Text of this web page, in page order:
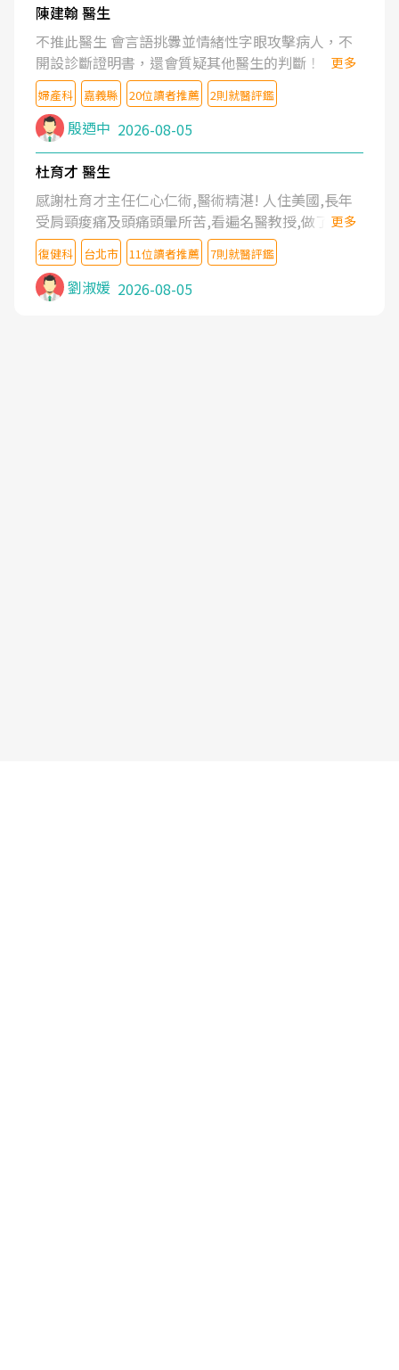
陳建翰 醫生
不推此醫生 會言語挑釁並情緒性字眼攻擊病人，不
開設診斷證明書，還會質疑其他醫生的判斷！
更多
婦產科 嘉義縣 20位讀者推薦 2則就醫評鑑
殷迺中 2026-08-05
杜育才 醫生
感謝杜育才主任仁心仁術,醫術精湛! 人住美國,長年
受肩頸痠痛及頭痛頭暈所苦,看遍名醫教授,做了各種
檢查,也嘗試過西醫打針,中醫針灸及物理徒手治療都
沒有用,後來連吃到嗎啡類止痛藥都效果有限,只是壓
症狀,沒多久就痛起來,多年失眠嚴重影響生活品質.
台灣親友介紹忠孝醫院杜育才主任是頸頭症候群專
更多
復健科 台北市 11位讀者推薦 7則就醫評鑑
劉淑媛 2026-08-05